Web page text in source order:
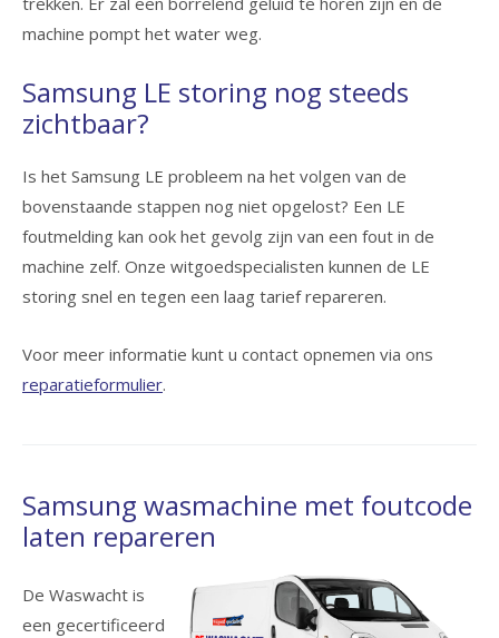
machine pompt het water weg.
Samsung LE storing nog steeds
zichtbaar?
Is het Samsung LE probleem na het volgen van de
bovenstaande stappen nog niet opgelost? Een LE
foutmelding kan ook het gevolg zijn van een fout in de
machine zelf. Onze witgoedspecialisten kunnen de LE
storing snel en tegen een laag tarief repareren.
Voor meer informatie kunt u contact opnemen via ons
reparatieformulier.
Samsung wasmachine met foutcode
laten repareren
De Waswacht is
een gecertificeerd